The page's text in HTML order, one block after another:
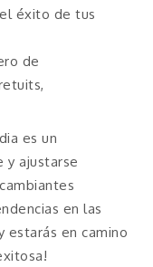
éxito de tus
de
es un
y ajustarse
en las
estarás en camino